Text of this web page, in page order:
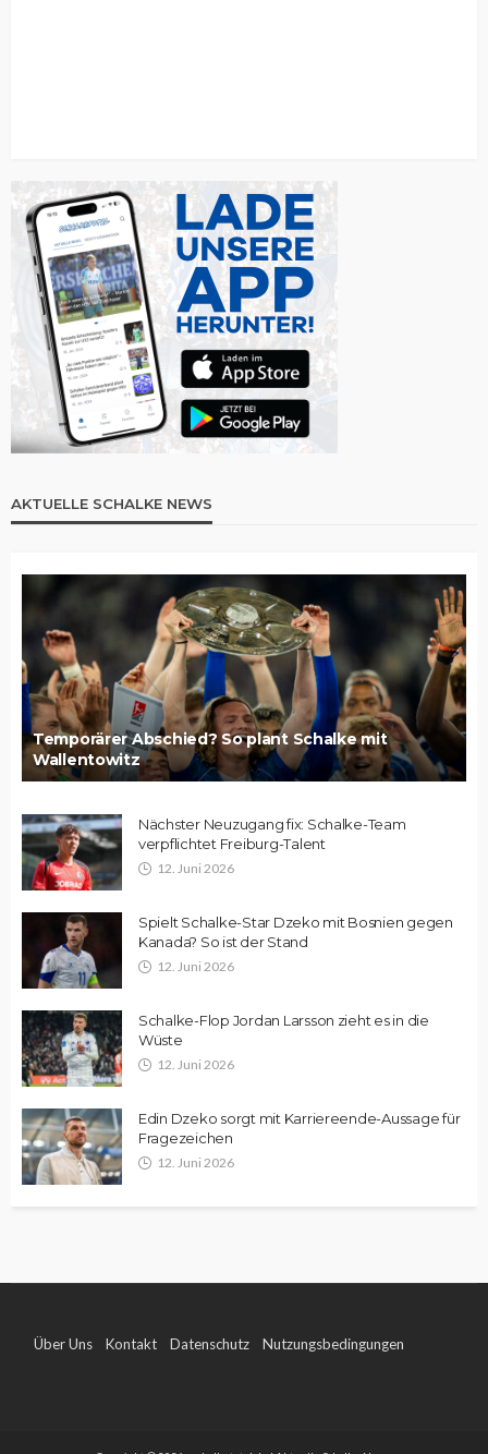
AKTUELLE SCHALKE NEWS
Temporärer Abschied? So plant Schalke mit
Wallentowitz
Nächster Neuzugang fix: Schalke-Team
verpflichtet Freiburg-Talent
12. Juni 2026
Spielt Schalke-Star Dzeko mit Bosnien gegen
Kanada? So ist der Stand
12. Juni 2026
Schalke-Flop Jordan Larsson zieht es in die
Wüste
12. Juni 2026
Edin Dzeko sorgt mit Karriereende-Aussage für
Fragezeichen
12. Juni 2026
Über Uns Kontakt Datenschutz Nutzungsbedingungen